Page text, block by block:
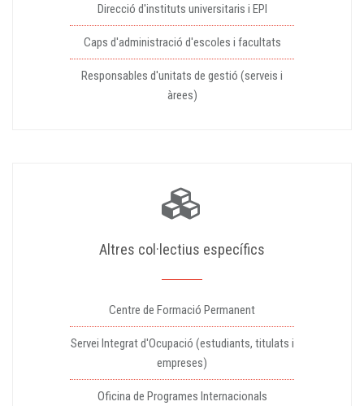
Direcció d'instituts universitaris i EPI
Caps d'administració d'escoles i facultats
Responsables d'unitats de gestió (serveis i
àrees)
Altres col·lectius específics
Centre de Formació Permanent
Servei Integrat d'Ocupació (estudiants, titulats i
empreses)
Oficina de Programes Internacionals